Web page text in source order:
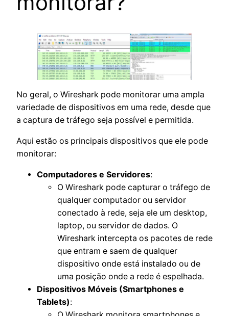
No geral, o Wireshark pode monitorar uma ampla
variedade de dispositivos em uma rede, desde que
a captura de tráfego seja possível e permitida.
Aqui estão os principais dispositivos que ele pode
monitorar:
Computadores e Servidores:
O Wireshark pode capturar o tráfego de
qualquer computador ou servidor
conectado à rede, seja ele um desktop,
laptop, ou servidor de dados. O
Wireshark intercepta os pacotes de rede
que entram e saem de qualquer
dispositivo onde está instalado ou de
uma posição onde a rede é espelhada.
Dispositivos Móveis (Smartphones e
Tablets):